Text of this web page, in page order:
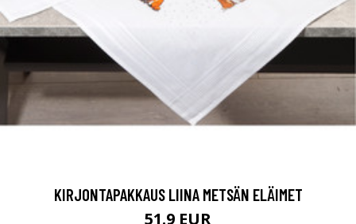
KIRJONTAPAKKAUS LIINA METSÄN ELÄIMET
51.9 EUR